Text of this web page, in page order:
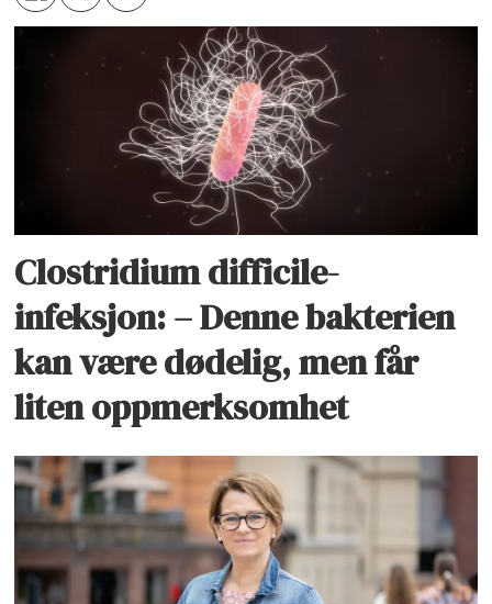
Clostridium difficile-
infeksjon: – Denne bakterien
kan være dødelig, men får
liten oppmerksomhet